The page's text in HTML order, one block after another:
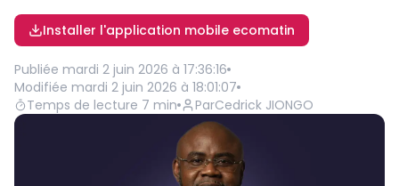
Installer l'application mobile ecomatin
Publiée mardi 2 juin 2026 à 17:36:16
Modifiée mardi 2 juin 2026 à 18:01:07
Temps de lecture 7 min ParCedrick JIONGO